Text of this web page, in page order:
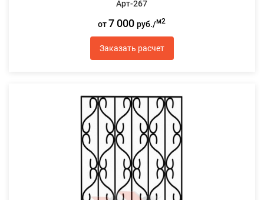
Арт-267
от7 000руб./м2
Заказать расчет